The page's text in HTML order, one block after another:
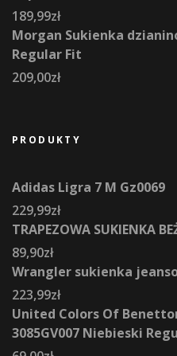
189,99zł
Morgan Sukienka
Regular Fit
209,00zł
PRODUKTY
Adidas Ligra 7 M Gz0069
229,99zł
TRAPEZOWA SUKIENKA
89,90zł
Wrangler sukienka
223,99zł
United Colors Of
3085GV007 Niebieski